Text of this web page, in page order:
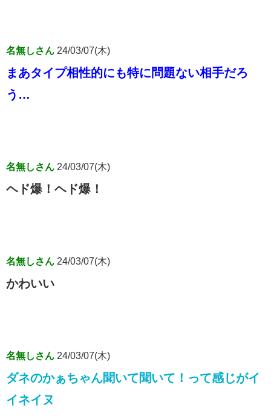
名無しさん 24/03/07(木)
まあタイプ相性的にも特に問題ない相手だろ
う…
名無しさん 24/03/07(木)
ヘド爆！ヘド爆！
名無しさん 24/03/07(木)
かわいい
名無しさん 24/03/07(木)
ダネのかぁちゃん聞いて聞いて！って感じがイ
イネイヌ